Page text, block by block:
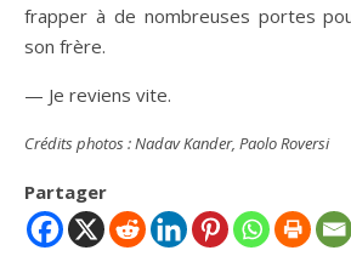
frapper à de nombreuses portes
son frère.
— Je reviens vite.
Crédits photos : Nadav Kander, Paolo Roversi
Partager